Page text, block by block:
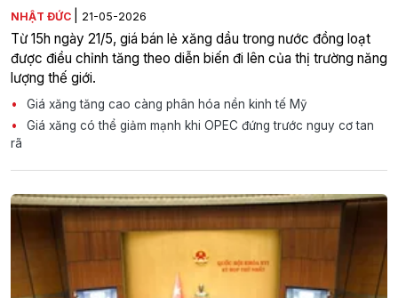
NHẬT ĐỨC 21-05-2026
Từ 15h ngày 21/5, giá bán lẻ xăng dầu trong nước đồng loạt
được điều chỉnh tăng theo diễn biến đi lên của thị trường năng
lượng thế giới.
Giá xăng tăng cao càng phân hóa nền kinh tế Mỹ
Giá xăng có thể giảm mạnh khi OPEC đứng trước nguy cơ tan
rã